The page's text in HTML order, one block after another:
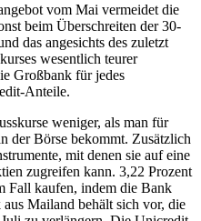
vom Mai vermeidet die
beim Überschreiten der 30-
das angesichts des zuletzt
wesentlich teurer
Großbank für jedes
Anteile.
weniger, als man für
der Börse bekommt. Zusätzlich
mit denen sie auf eine
zugreifen kann. 3,22 Prozent
Fall kaufen, indem die Bank
Mailand behält sich vor, die